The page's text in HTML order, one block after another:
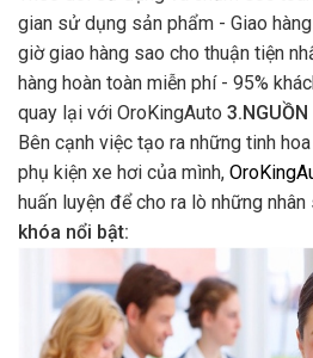
gian sử dụng sản phẩm - Giao
giờ giao hàng sao cho thuận tiện
hàng hoàn toàn miễn phí - 95%
quay lại với OroKingAuto
Bên cạnh việc tạo ra những tinh
phụ kiện xe hơi của mình,
huấn luyện để cho ra lò những
khóa nổi bật: